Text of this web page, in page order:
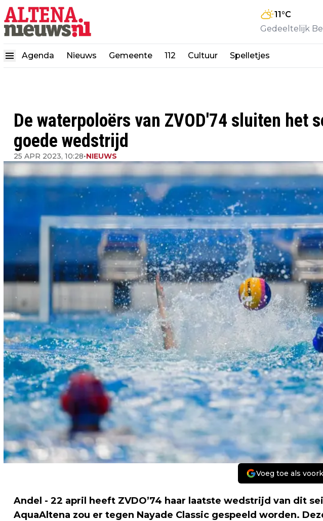
11°C
Gedeeltelijk
Agenda Nieuws Gemeente 112 Cultuur Spelletjes
De waterpoloërs van ZVOD'74 sluiten het
goede wedstrijd
25 APR 2023, 10:28•NIEUWS
Voeg toe als
Andel - 22 april heeft ZVDO’74 haar laatste wedstrijd van dit
AquaAltena zou er tegen Nayade Classic gespeeld worden.